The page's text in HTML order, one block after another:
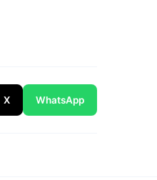
X WhatsApp